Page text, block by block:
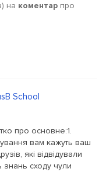
на коментар про
School
про основне:1.
вам кажуть ваш
які відвідували
сходу чули